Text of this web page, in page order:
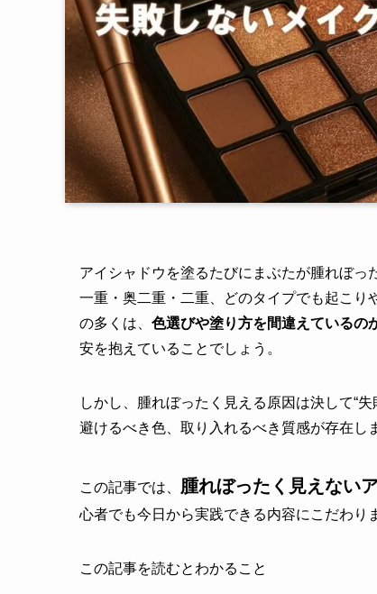
アイシャドウを塗るたびにまぶたが腫れぼ
一重・奥二重・二重、どのタイプでも起こ
の多くは、 色選びや塗り方を間違えているの
安を抱えていることでしょう。
しかし、腫れぼったく見える原因は決して“
避けるべき色、取り入れるべき質感が存在し
この記事では、 腫れぼったく見えない
心者でも今日から実践できる内容にこだわり
この記事を読むとわかること